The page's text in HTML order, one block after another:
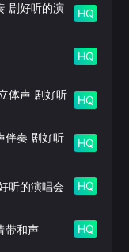
剧好听的演
HQ
HQ
体声 剧好听
HQ
伴奏 剧好听
HQ
听的演唱会 HQ
带和声 HQ